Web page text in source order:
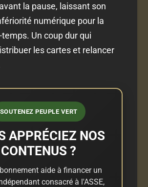
la pause, laissant son
numérique pour la
Un coup dur qui
les cartes et relancer
SOUTENEZ PEUPLE VERT
APPRÉCIEZ NOS
CONTENUS ?
aide à financer un
consacré à l'ASSE,